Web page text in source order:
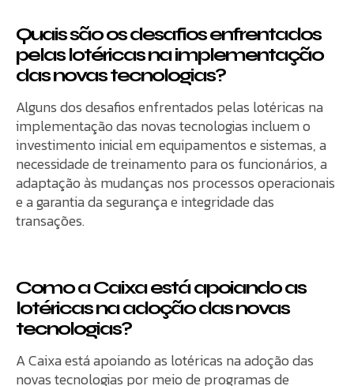
Quais são os desafios enfrentados
pelas lotéricas na implementação
das novas tecnologias?
Alguns dos desafios enfrentados pelas lotéricas na
implementação das novas tecnologias incluem o
investimento inicial em equipamentos e sistemas, a
necessidade de treinamento para os funcionários, a
adaptação às mudanças nos processos operacionais
e a garantia da segurança e integridade das
transações.
Como a Caixa está apoiando as
lotéricas na adoção das novas
tecnologias?
A Caixa está apoiando as lotéricas na adoção das
novas tecnologias por meio de programas de